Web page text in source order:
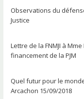
Observations du
Justice
Lettre de la FNMJI à
financement de la PJM
Quel futur pour le
Arcachon 15/09/2018